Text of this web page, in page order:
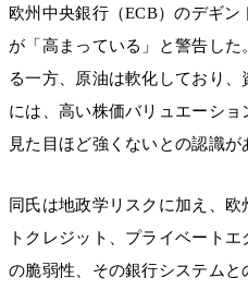
欧州中央銀行（ECB）のデギ
が「高まっている」と警告し
る一方、原油は軟化しており
には、高い株価バリュエーシ
見た目ほど強くないとの認識が
同氏は地政学リスクに加え、
トクレジット、プライベート
の脆弱性、その銀行システム